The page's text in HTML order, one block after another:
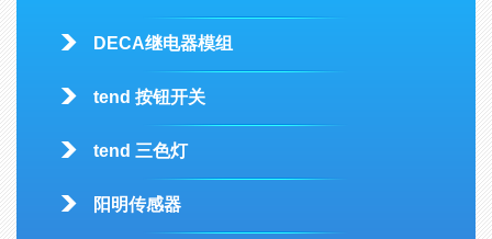
DECA继电器模组
tend 按钮开关
tend 三色灯
阳明传感器